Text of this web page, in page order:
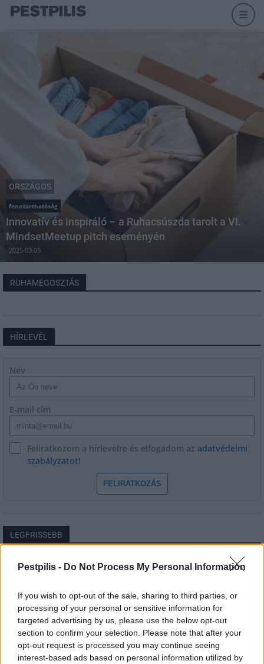
Pestpilis - Do Not Process My Personal Information
If you wish to opt-out of the sale, sharing to third parties, or
processing of your personal or sensitive information for
targeted advertising by us, please use the below opt-out
section to confirm your selection. Please note that after your
opt-out request is processed you may continue seeing
interest-based ads based on personal information utilized by
ORSZÁGOS
fenntarthatóság
Innovatív és inspiráló – a Ruhacsúszda tarolt a VI.
MindsetMeetup pitch eseményén
2025.03.05
RUHAMEGOSZTÁS
HÍRLEVÉL
Név
E-mail cím
Feliratkozom a hírlevélre és elfogadom az adatvédelmi
szabályzatot!
FELIRATKOZÁS
LEGFRISSEBB
Országos
Megérkezett az eső a Duna vízgyűjtőjére
Helyi
Amire többmillióan vártunk: szombattól
másodfokúra csökken a riasztás